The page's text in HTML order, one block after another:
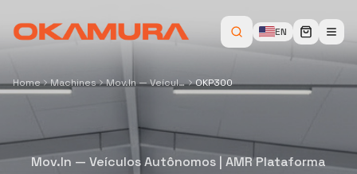
EN
Home Machines Mov.In — Veículos Autônomos OKP300
Mov.In — Veículos Autônomos | AMR Plataforma